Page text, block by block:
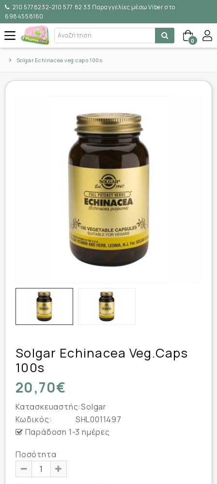
210 5778232-210 577 82 33 Παραγγελίες μέσω Viber στο
6984558160
0
Solgar Echinacea veg.caps 100s
Solgar Echinacea Veg.caps
100s
20,70€
Κατασκευαστής:Solgar
Κωδικός:
SHL0011497
Παράδοση 1-3 ημέρες
Ποσότητα